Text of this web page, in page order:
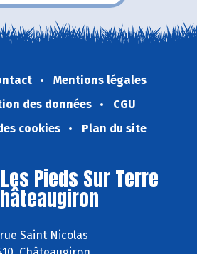
Mentions légales
des données
CGU
cookies
Plan du site
Pieds Sur Terre
Saint Nicolas